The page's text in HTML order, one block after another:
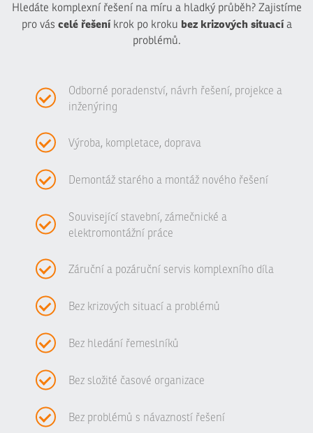
Hledáte komplexní řešení na míru a hladký průběh? Zajistíme
pro vás celé řešeníkrok po kroku bez krizových situacía
problémů.
Odborné poradenství, návrh řešení, projekce a
inženýring
Výroba, kompletace, doprava
Demontáž starého a montáž nového řešení
Související stavební, zámečnické a
elektromontážní práce
Záruční a pozáruční servis komplexního díla
Bez krizových situací a problémů
Bez hledání řemeslníků
Bez složité časové organizace
Bez problémů s návazností řešení